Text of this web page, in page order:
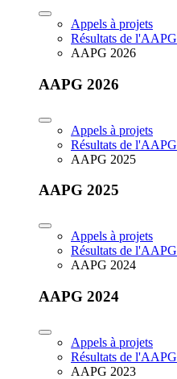
Appels à projets
Résultats de l'AAPG
AAPG 2026
AAPG 2026
Appels à projets
Résultats de l'AAPG
AAPG 2025
AAPG 2025
Appels à projets
Résultats de l'AAPG
AAPG 2024
AAPG 2024
Appels à projets
Résultats de l'AAPG
AAPG 2023